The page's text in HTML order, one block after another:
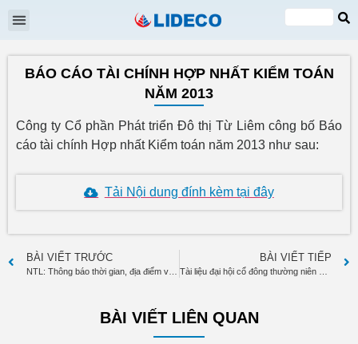
VI
EN
BÁO CÁO TÀI CHÍNH HỢP NHẤT KIỂM TOÁN
NĂM 2013
Công ty Cổ phần Phát triển Đô thị Từ Liêm công bố Báo
cáo tài chính Hợp nhất Kiểm toán năm 2013 như sau:
Tải Nội dung đính kèm tại đây
BÀI VIẾT TRƯỚC BÀI VIẾT TIẾP
BÀI VIẾT LIÊN QUAN